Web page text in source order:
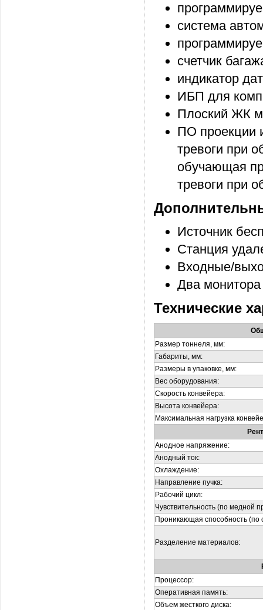
система
счетчик
индикатор
ИБП для
Плоский ЖК
ПО проекции
тревоги при
обучающая
тревоги при
Источник
Станция
Входные/
Два монитора
Технические
Размер тоннеля, мм:
Габариты, мм:
Размеры в упаковке, мм:
Вес оборудования:
Скорость конвейера:
Высота конвейера:
Максимальная нагрузка
Анодное напряжение:
Анодный ток:
Охлаждение:
Направление пучка:
Рабочий цикл:
Чувствительность (по медной
Проникающая способность (по
Разделение материалов:
Процессор:
Оперативная память:
Объем жесткого диска: